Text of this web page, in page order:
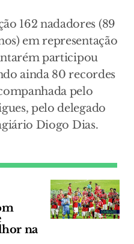
162 nadadores (89
em representação
participou
ainda 80 recordes
pelo
pelo delegado
Diogo Dias.
na